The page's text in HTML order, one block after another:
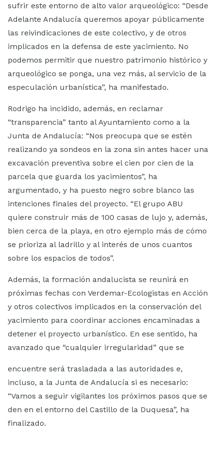
sufrir este entorno de alto valor arqueológico: “Desde
Adelante Andalucía queremos apoyar públicamente
las reivindicaciones de este colectivo, y de otros
implicados en la defensa de este yacimiento. No
podemos permitir que nuestro patrimonio histórico y
arqueológico se ponga, una vez más, al servicio de la
especulación urbanística”, ha manifestado.
Rodrigo ha incidido, además, en reclamar
“transparencia” tanto al Ayuntamiento como a la
Junta de Andalucía: “Nos preocupa que se estén
realizando ya sondeos en la zona sin antes hacer una
excavación preventiva sobre el cien por cien de la
parcela que guarda los yacimientos”, ha
argumentado, y ha puesto negro sobre blanco las
intenciones finales del proyecto. “El grupo ABU
quiere construir más de 100 casas de lujo y, además,
bien cerca de la playa, en otro ejemplo más de cómo
se prioriza al ladrillo y al interés de unos cuantos
sobre los espacios de todos”.
Además, la formación andalucista se reunirá en
próximas fechas con Verdemar-Ecologistas en Acción
y otros colectivos implicados en la conservación del
yacimiento para coordinar acciones encaminadas a
detener el proyecto urbanístico. En ese sentido, ha
avanzado que “cualquier irregularidad” que se
encuentre será trasladada a las autoridades e,
incluso, a la Junta de Andalucía si es necesario:
“Vamos a seguir vigilantes los próximos pasos que se
den en el entorno del Castillo de la Duquesa”, ha
finalizado.